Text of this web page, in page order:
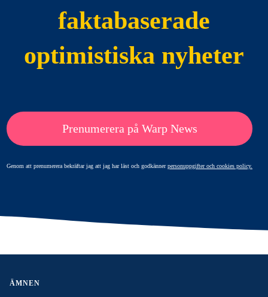
faktabaserade
optimistiska nyheter
Prenumerera på Warp News
Genom att prenumerera bekräftar jag att jag har läst och godkännerpersonuppgifter och cookies policy.
ÄMNEN